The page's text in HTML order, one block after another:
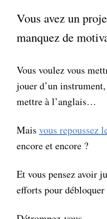
Vous avez un
manquez de
Vous voulez vous
jouer d’un
mettre à l’anglais…
Mais vous repoussez
encore et encore ?
Et vous pensez avoir
efforts pour